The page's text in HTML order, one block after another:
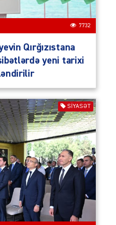
7732
Qırğızıstana
yeni tarixi
SIYASƏT